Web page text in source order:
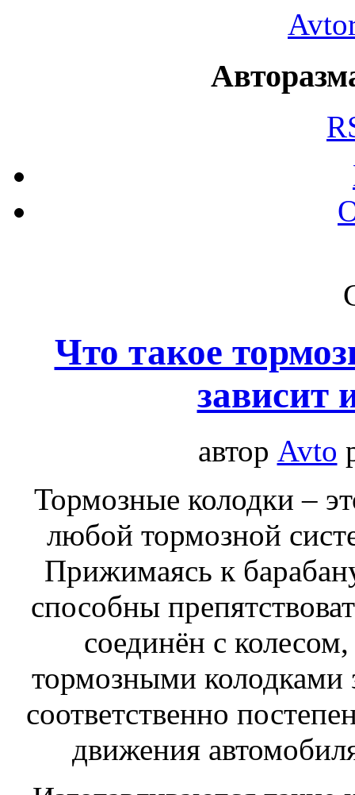
Что такое
зависит
автор Avto
Тормозные колодки –
любой тормозной
Прижимаясь к
способны
соединён с
тормозными колодками
соответственно
движения